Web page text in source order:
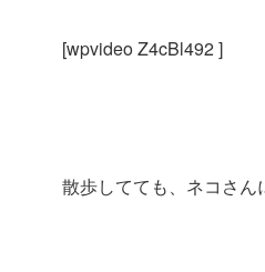
[wpvideo Z4cBl492 ]
散歩してても、ネコさん